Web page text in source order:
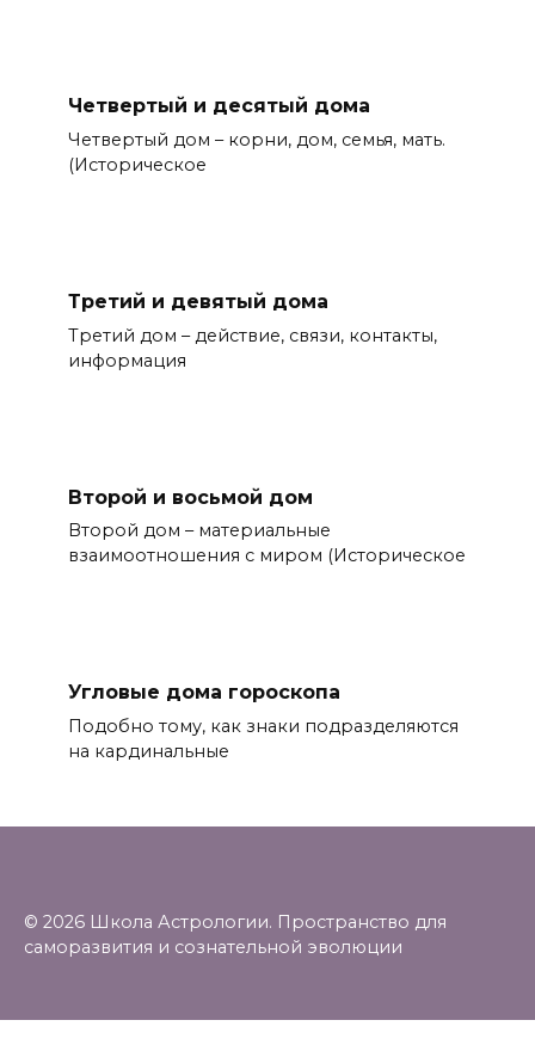
Четвертый и десятый дома
Четвертый дом – корни, дом, семья, мать.
(Историческое
Третий и девятый дома
Третий дом – действие, связи, контакты,
информация
Второй и восьмой дом
Второй дом – материальные
взаимоотношения с миром (Историческое
Угловые дома гороскопа
Подобно тому, как знаки подразделяются
на кардинальные
© 2026 Школа Астрологии. Пространство для
саморазвития и сознательной эволюции